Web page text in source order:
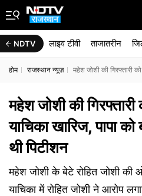
NDTV लाइव टीवी ताजातरीन
होम राजस्थान न्यूज़ महेश जोशी की गिरफ्तारी
महेश जोशी की
याचिका खारिज, पापा
थी पिटीशन
महेश जोशी के बेटे रोहित जोशी की
याचिका में रोहित जोशी ने आरोप